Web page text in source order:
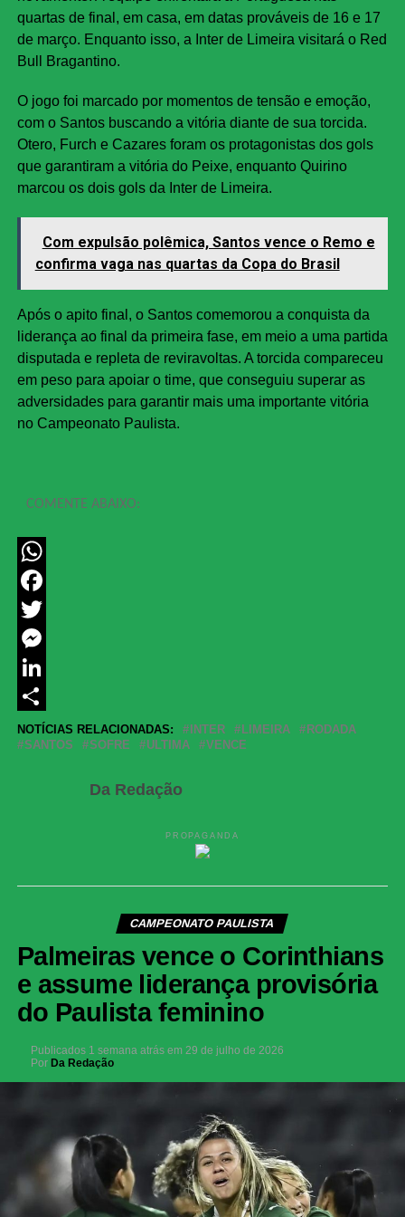
quartas de final, em casa, em datas prováveis de 16 e 17
de março. Enquanto isso, a Inter de Limeira visitará o Red
Bull Bragantino.
O jogo foi marcado por momentos de tensão e emoção,
com o Santos buscando a vitória diante de sua torcida.
Otero, Furch e Cazares foram os protagonistas dos gols
que garantiram a vitória do Peixe, enquanto Quirino
marcou os dois gols da Inter de Limeira.
Com expulsão polêmica, Santos vence o Remo e
confirma vaga nas quartas da Copa do Brasil
Após o apito final, o Santos comemorou a conquista da
liderança ao final da primeira fase, em meio a uma partida
disputada e repleta de reviravoltas. A torcida compareceu
em peso para apoiar o time, que conseguiu superar as
adversidades para garantir mais uma importante vitória
no Campeonato Paulista.
COMENTE ABAIXO:
WhatsApp
Facebook
Twitter
Messenger
LinkedIn
Share
NOTÍCIAS RELACIONADAS: INTER LIMEIRA
RODADA
SANTOS
SOFRE ULTIMA VENCE
Da Redação
PROPAGANDA
CAMPEONATO PAULISTA
Palmeiras vence o Corinthians
e assume liderança provisória
do Paulista feminino
Publicados 1 semana atrás em 29 de julho de 2026
Por Da Redação